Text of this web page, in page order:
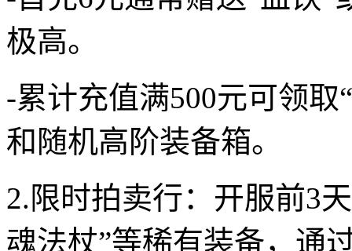
极高。
-累计充值满500元可领取
和随机高阶装备箱。
2.限时拍卖行：开服前3
魂法杖”等稀有装备，通